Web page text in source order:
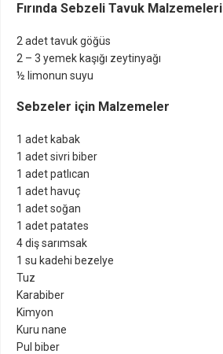
Fırında Sebzeli Tavuk Malzemeleri
2 adet tavuk göğüs
2 – 3 yemek kaşığı zeytinyağı
½ limonun suyu
Sebzeler için Malzemeler
1 adet kabak
1 adet sivri biber
1 adet patlıcan
1 adet havuç
1 adet soğan
1 adet patates
4 diş sarımsak
1 su kadehi bezelye
Tuz
Karabiber
Kimyon
Kuru nane
Pul biber